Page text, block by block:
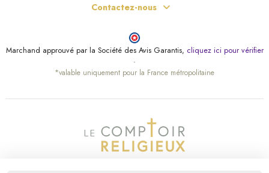
Contactez-nous
Marchand approuvé par la Société des Avis Garantis, cliquez ici pour vérifier
.
*valable uniquement pour la France métropolitaine